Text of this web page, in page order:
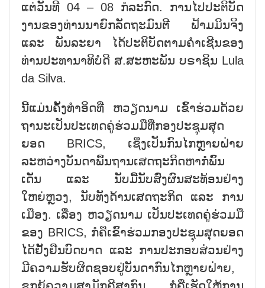
ແຕ່ວັນທີ 04 – 08 ກໍລະກົດ. ການໄປປະຕິບັດ
ງານຂອງທ່ານນາຍົກລັດຖະມົນຕີ ຟ້າມມິນຈິງ
ແລະ ພັນລະຍາ ໄດ້ປະຕິບັດຕາມຄຳເຊີນຂອງ
ທ່ານປະທານາທິບໍດີ ສ.ສະຫະພັນ ບຣາຊິນ Lula
da Silva.
ນີ້ແມ່ນຄັ້ງທຳອິດທີ່ ຫວຽດນາມ ເຂົ້າຮ່ວມດ້ວຍ
ຖານະເປັນປະເທດຄູ່ຮ່ວມມືທີ່ກອງປະຊຸມສຸດ
ຍອດ BRICS, ເຊິ່ງເປັນກົນໄກຫຼາຍຝ່າຍ
ລະຫວ່າງບັນດາພື້ນຖານເສດຖະກິດຫາກໍ່ພົ້ນ
ເດັ່ນ ແລະ ນັບມື້ນັບສົ່ງຜົນສະທ້ອນຢ່າງ
ໃຫຍ່ຫຼວງ, ນັບທັງດ້ານເສດຖະກິດ ແລະ ການ
ເມືອງ. ເລື່ອງ ຫວຽດນາມ ເປັນປະເທດຄູ່ຮ່ວມມື
ຂອງ BRICS, ກໍຄືເຂົ້າຮ່ວມກອງປະຊຸມສຸດຍອດ
ໄດ້ຢັ້ງຢືນບົດບາດ ແລະ ການປະກອບສ່ວນຢ່າງ
ມີຄວາມຮັບຜິດຊອບຢູ່ບັນດາກົນໄກຫຼາຍຝ່າຍ,